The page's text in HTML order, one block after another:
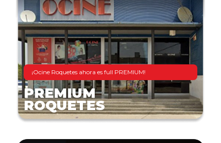
¡Ocine Roquetes ahora es full PREMIUM!
PREMIUM
ROQUETES